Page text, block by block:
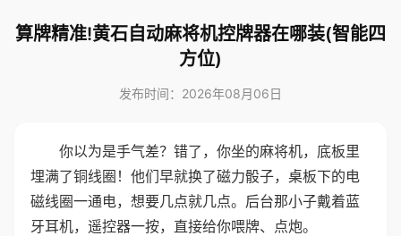
算牌精准!黄石自动麻将机控牌器在哪装(智能四
方位)
发布时间：2026年08月06日
你以为是手气差？错了，你坐的麻将机，底板里
埋满了铜线圈！他们早就换了磁力骰子，桌板下的电
磁线圈一通电，想要几点就几点。后台那小子戴着蓝
牙耳机，遥控器一按，直接给你喂牌、点炮。